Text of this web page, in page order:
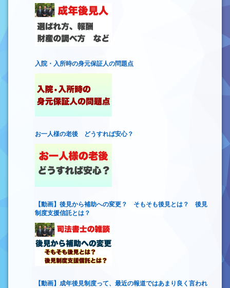
入院・入所時の身元保証人の問題点
お一人様の老後 どうすれば安心？
【動画】後見から補助への変更？ そもそも後見とは？ 後見
制度支援信託とは？
【動画】成年後見制度って、最近の報道ではあまり良く言われ